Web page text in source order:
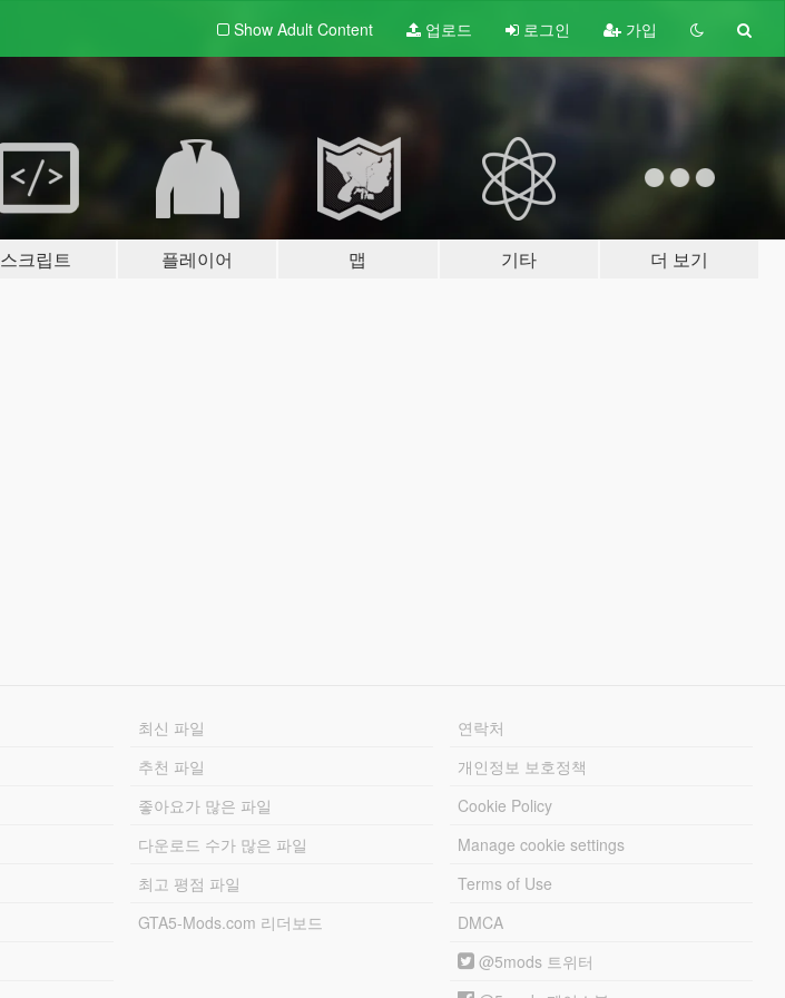
Show Adult Content 업로드 로그인 가입
스크립트 플레이어 맵 기타 더 보기
최신 파일
추천 파일
좋아요가 많은 파일
다운로드 수가 많은 파일
최고 평점 파일
GTA5-Mods.com 리더보드
연락처
개인정보 보호정책
Cookie Policy
Manage cookie settings
Terms of Use
DMCA
@5mods 트위터